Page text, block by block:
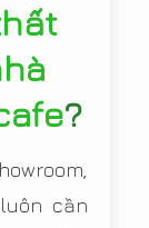
?
cần